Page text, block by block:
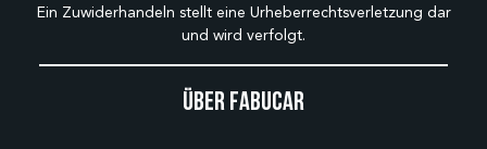
Über Fabucar
Ein Zuwiderhandeln stellt eine Urheberrechtsverletzung dar
und wird verfolgt.